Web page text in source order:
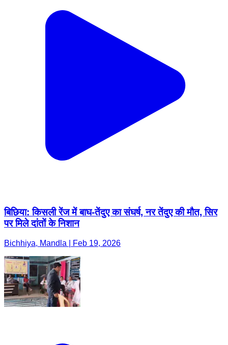
बिछिया: किसली रेंज में बाघ-तेंदुए का संघर्ष, नर तेंदुए की मौत, सिर
पर मिले दांतों के निशान
Bichhiya, Mandla | Feb 19, 2026